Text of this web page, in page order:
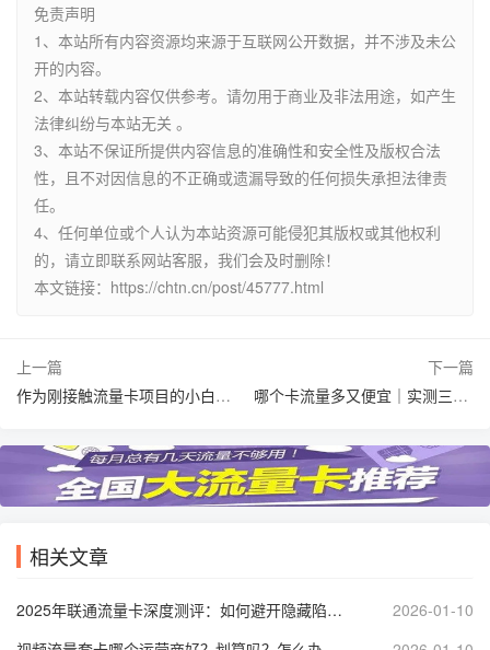
免责声明
1、本站所有内容资源均来源于互联网公开数据，并不涉及未公
开的内容。
2、本站转载内容仅供参考。请勿用于商业及非法用途，如产生
法律纠纷与本站无关 。
3、本站不保证所提供内容信息的准确性和安全性及版权合法
性，且不对因信息的不正确或遗漏导致的任何损失承担法律责
任。
4、任何单位或个人认为本站资源可能侵犯其版权或其他权利
的，请立即联系网站客服，我们会及时删除！
本文链接：https://chtn.cn/post/45777.html
上一篇
作为刚接触流量卡项目的小白，请问加盟流程包括哪些环节以及需要多少投资？_在收益分析方面，每月潜在收入有多少以及如何提现？
下一篇
哪个卡流量多又便宜｜实测三大运营商性价比，流量卡怎么选不踩坑？
相关文章
2025年联通流量卡深度测评：如何避开隐藏陷阱，选到真正适合你的那张卡？
2026-01-10